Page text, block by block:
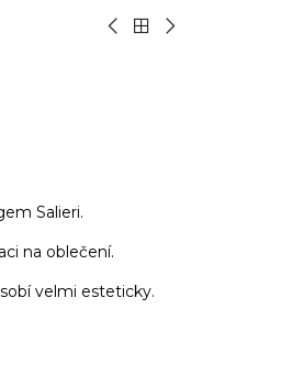
Salieri.
na oblečení.
velmi esteticky.